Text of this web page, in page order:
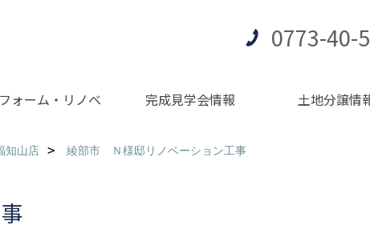
0773-40-
ォーム・リノベ 完成見学会情報 土地分譲情
知山店 綾部市 Ｎ様邸リノベーション工事